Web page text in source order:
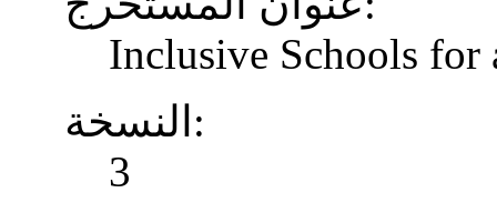
Inclusive Schools for
النسخة:
3